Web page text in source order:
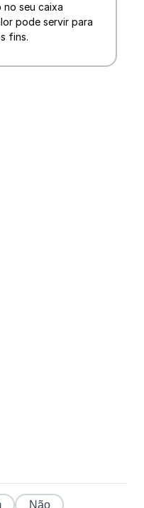
no seu caixa
pode servir para
fins.
Não